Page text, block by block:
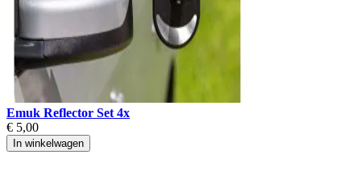
Emuk Reflector Set 4x
€ 5,00
In winkelwagen